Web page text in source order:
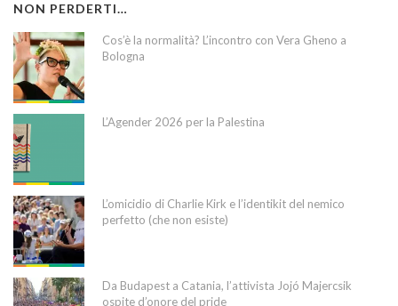
NON PERDERTI…
Cos’è la normalità? L’incontro con Vera Gheno a
Bologna
L’Agender 2026 per la Palestina
L’omicidio di Charlie Kirk e l’identikit del nemico
perfetto (che non esiste)
Da Budapest a Catania, l’attivista Jojó Majercsik
ospite d’onore del pride